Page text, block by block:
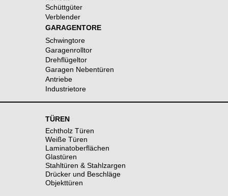
Schüttgüter
Verblender
GARAGENTORE
Schwingtore
Garagenrolltor
Drehflügeltor
Garagen Nebentüren
Antriebe
Industrietore
TÜREN
Echtholz Türen
Weiße Türen
Laminatoberflächen
Glastüren
Stahltüren & Stahlzargen
Drücker und Beschläge
Objekttüren